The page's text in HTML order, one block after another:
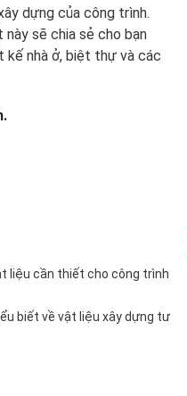
dựng của công trình.
sẽ chia sẻ cho bạn
nhà ở, biệt thự và các
liệu cần thiết cho công trình
biết về vật liệu xây dựng tư